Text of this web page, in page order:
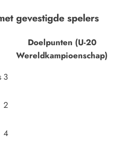
gevestigde spelers
Doelpunten (U-20
Wereldkampioenschap)
3
2
4